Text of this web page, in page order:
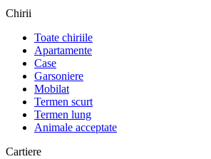
Chirii
Toate chiriile
Apartamente
Case
Garsoniere
Mobilat
Termen scurt
Termen lung
Animale acceptate
Cartiere